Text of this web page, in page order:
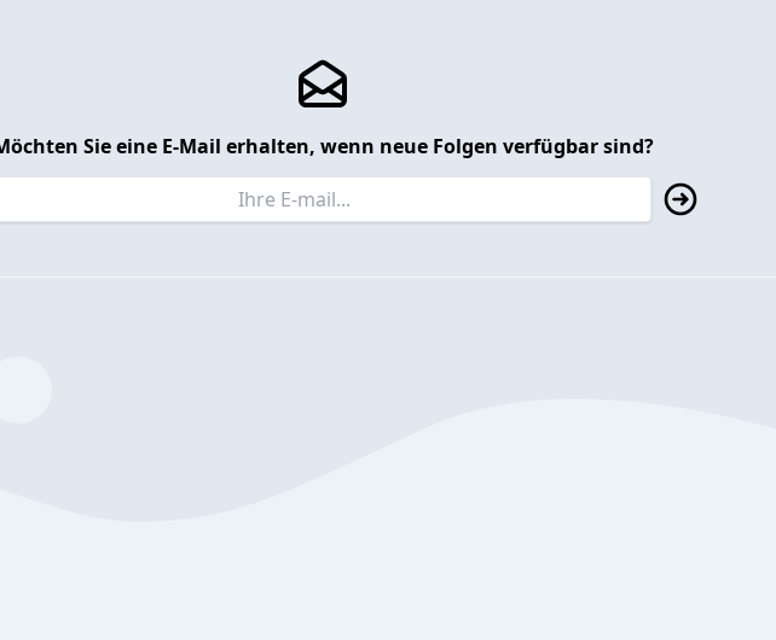
Sie eine E-Mail erhalten, wenn neue Folgen verfügbar sind?